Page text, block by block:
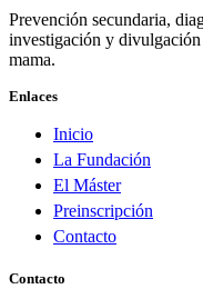
Prevención secundaria,
investigación y
mama.
Enlaces
Inicio
La Fundación
El Máster
Preinscripción
Contacto
Contacto